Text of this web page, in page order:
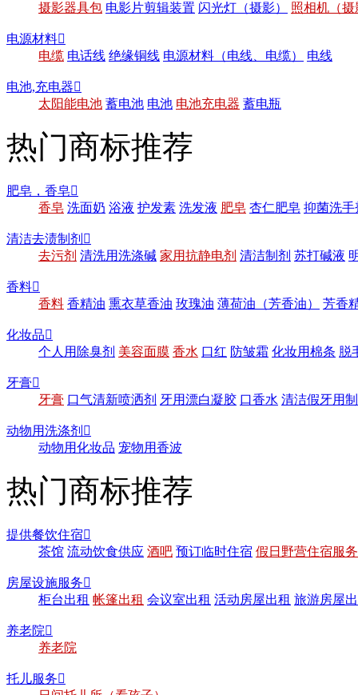
摄影器具包 电影片剪辑装置 闪光灯（摄影） 照相机（摄
电源材料
电缆 电话线 绝缘铜线 电源材料（电线、电缆） 电线
电池,充电器
太阳能电池 蓄电池 电池 电池充电器 蓄电瓶
热门商标推荐
肥皂，香皂
香皂 洗面奶 浴液 护发素 洗发液 肥皂 杏仁肥皂 抑菌洗手
清洁去渍制剂 
去污剂 清洗用洗涤碱 家用抗静电剂 清洁制剂 苏打碱液
香料
香料 香精油 熏衣草香油 玫瑰油 薄荷油（芳香油） 芳香
化妆品
个人用除臭剂 美容面膜 香水 口红 防皱霜 化妆用棉条 脱
牙膏
牙膏 口气清新喷洒剂 牙用漂白凝胶 口香水 清洁假牙用
动物用洗涤剂 
动物用化妆品 宠物用香波
热门商标推荐
提供餐饮住宿
茶馆 流动饮食供应 酒吧 预订临时住宿 假日野营住宿服务
房屋设施服务
柜台出租 帐篷出租 会议室出租 活动房屋出租 旅游房屋
养老院
养老院
托儿服务